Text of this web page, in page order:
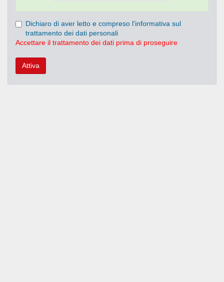
Dichiaro di aver letto e compreso l'informativa sul
trattamento dei dati personali
Accettare il trattamento dei dati prima di proseguire
Attiva